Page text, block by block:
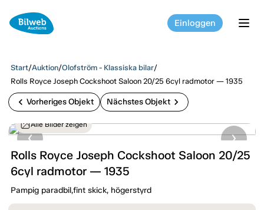
Einloggen
Start/Auktion/Olofström - Klassiska bilar/
Rolls Royce Joseph Cockshoot Saloon 20/25 6cyl radmotor — 1935
chevron_left Vorheriges Objekt Nächstes Objekt chevron_right
Alle Bilder zeigen
Rolls Royce Joseph Cockshoot Saloon 20/25
6cyl radmotor — 1935
Pampig paradbil,fint skick, högerstyrd